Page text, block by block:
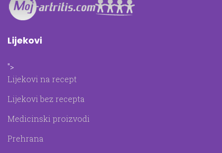
Lijekovi
">
Lijekovi na recept
Lijekovi bez recepta
Medicinski proizvodi
Prehrana